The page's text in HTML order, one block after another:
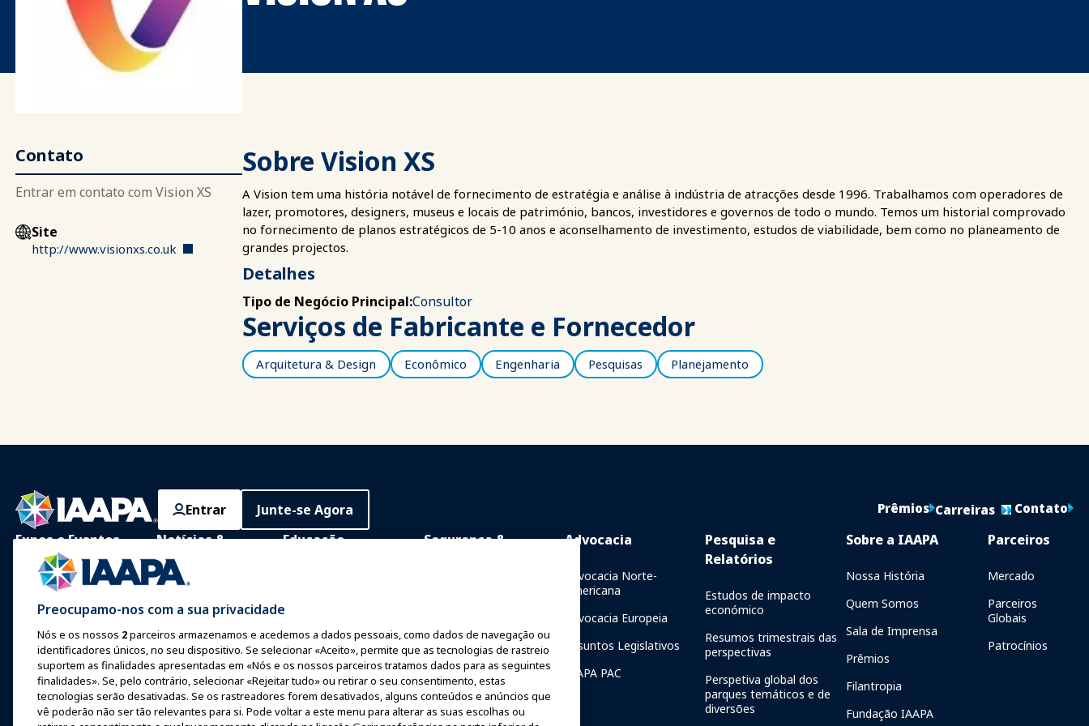
Contato
Entrar em contato com Vision XS
Site
http://www.visionxs.co.uk
Sobre Vision XS
A Vision tem uma história notável de fornecimento de estratégia e análise à indústria de atracções desde 1996. Trabalhamos com operadores de
lazer, promotores, designers, museus e locais de património, bancos, investidores e governos de todo o mundo. Temos um historial comprovado
no fornecimento de planos estratégicos de 5-10 anos e aconselhamento de investimento, estudos de viabilidade, bem como no planeamento de
grandes projectos.
Detalhes
Tipo de Negócio Principal:Consultor
Serviços de Fabricante e Fornecedor
Arquitetura & Design Econômico Engenharia Pesquisas Planejamento
Entrar Junte-se Agora Prêmios Carreiras Contato
Expos e Eventos
IAAPA Expo
Expo Europa
Expo Ásia
Expo Oriente Médio
Próximos Eventos
Falar em uma Expo ou
Notícias &
Diversão
Edições anteriores
Escrever para o
Funworld
Educação
Aprendizagem Presencial
Corpo Comum de
Conhecimento
Certificação
Programas da Fundação
IAAPA
Segurança &
de Passeios
Diretrizes de Segurança
Recursos de segurança
Recursos de segurança
Advocacia
Advocacia Norte-
Americana
Advocacia Europeia
Assuntos Legislativos
IAAPA PAC
Pesquisa e
Relatórios
Estudos de impacto
económico
Resumos trimestrais das
perspectivas
Perspetiva global dos
parques temáticos e de
diversões
Sobre a IAAPA
Nossa História
Quem Somos
Sala de Imprensa
Prêmios
Filantropia
Fundação IAAPA
Parceiros
Mercado
Parceiros
Globais
Patrocínios
Preocupamo-nos com a sua privacidade
Nós e os nossos 2parceiros armazenamos e acedemos a dados pessoais, como dados de navegação ou
identificadores únicos, no seu dispositivo. Se selecionar «Aceito», permite que as tecnologias de rastreio
suportem as finalidades apresentadas em «Nós e os nossos parceiros tratamos dados para as seguintes
finalidades». Se, pelo contrário, selecionar «Rejeitar tudo» ou retirar o seu consentimento, estas
tecnologias serão desativadas. Se os rastreadores forem desativados, alguns conteúdos e anúncios que
vê poderão não ser tão relevantes para si. Pode voltar a este menu para alterar as suas escolhas ou